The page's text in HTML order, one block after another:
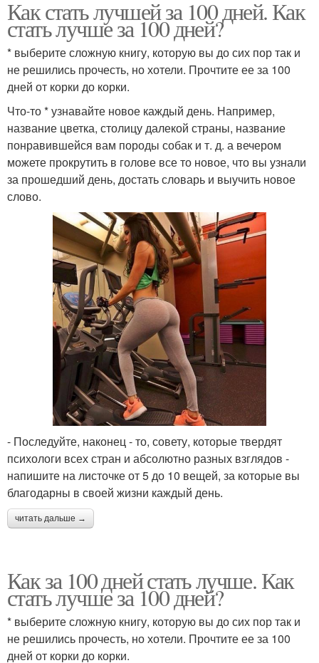
Как стать лучшей за 100 дней. Как
стать лучше за 100 дней?
* выберите сложную книгу, которую вы до сих пор так и
не решились прочесть, но хотели. Прочтите ее за 100
дней от корки до корки.
Что-то * узнавайте новое каждый день. Например,
название цветка, столицу далекой страны, название
понравившейся вам породы собак и т. д. а вечером
можете прокрутить в голове все то новое, что вы узнали
за прошедший день, достать словарь и выучить новое
слово.
- Последуйте, наконец - то, совету, которые твердят
психологи всех стран и абсолютно разных взглядов -
напишите на листочке от 5 до 10 вещей, за которые вы
благодарны в своей жизни каждый день.
читать дальше →
Как за 100 дней стать лучше. Как
стать лучше за 100 дней?
* выберите сложную книгу, которую вы до сих пор так и
не решились прочесть, но хотели. Прочтите ее за 100
дней от корки до корки.